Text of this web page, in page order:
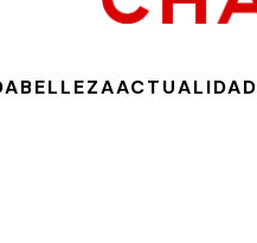
BELLEZAACTUALIDAD